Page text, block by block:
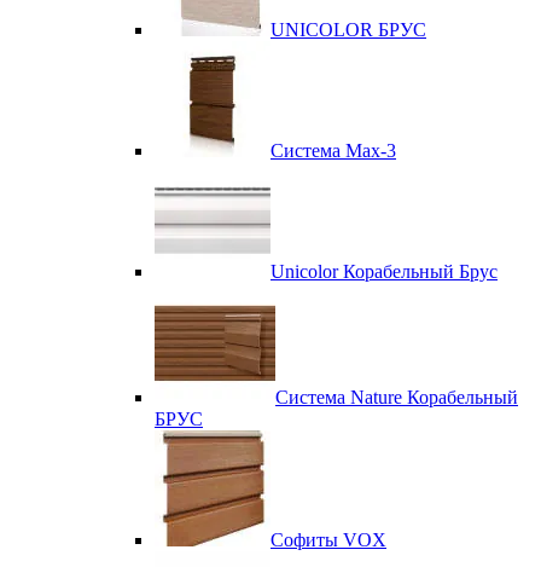
UNICOLOR БРУС
Система Max-3
Unicolor Корабельный Брус
Система Nature Корабельный
БРУС
Софиты VOX